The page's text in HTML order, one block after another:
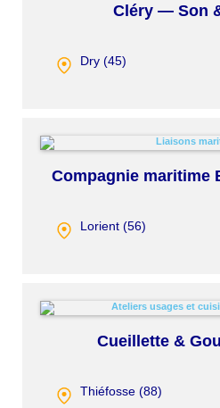
Cléry — Son
Dry (45)
Compagnie maritime
Lorient (56)
Cueillette &
Thiéfosse (88)